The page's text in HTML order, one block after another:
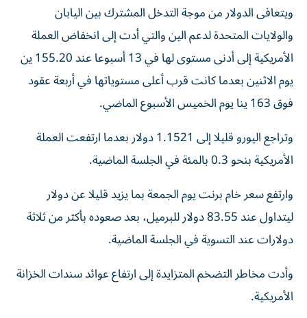
ويتعافى الدولار من موجة التدخل المشترك بين اليابان
والولايات المتحدة لدعم الين والتي أدت إلى انخفاض العملة
الأمريكية إلى أدنى مستوى لها في 13 أسبوعا عند 155.20 ين
يوم الاثنين بعدما كانت قرب أعلى مستوياتها في أربعة عقود
فوق 163 ينا يوم ​الخميس الأسبوع الماضي.
وتراجع اليورو قليلا إلى 1.1521 دولار بعدما ارتفعت العملة
الأمريكية بنحو ‌0.3 بالمئة في الجلسة الماضية.
وارتفع سعر خام برنت يوم الجمعة بما يزيد قليلا عن دولار
ليتداول عند 83.55 دولار للبرميل، بعد صعوده بأكثر من ثلاثة
دولارات عند التسوية في الجلسة ⁠الماضية.
وأدت مخاطر التضخم المتزايدة إلى ارتفاع عوائد سندات الخزانة
الأمريكية.